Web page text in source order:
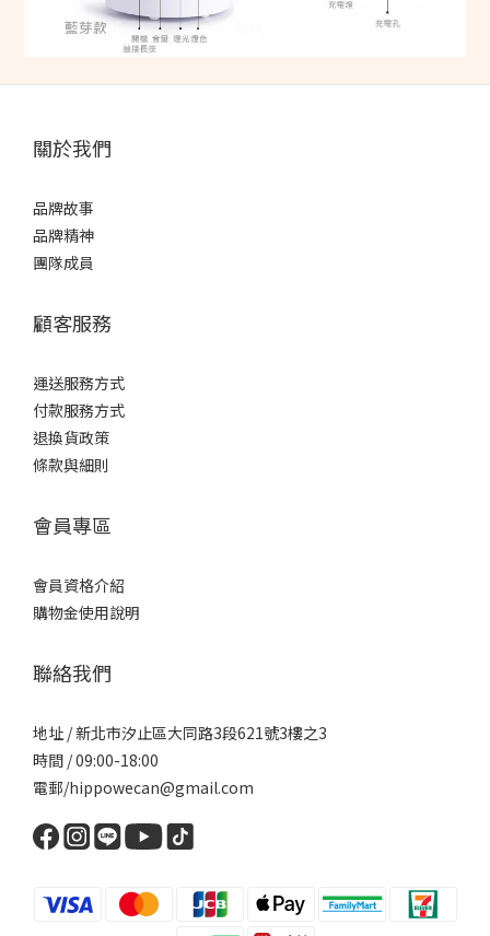
關於我們
品牌故事
品牌精神
團隊成員
顧客服務
運送服務方式
付款服務方式
退換貨政策
條款與細則
會員專區
會員資格介紹
購物金使用說明
聯絡我們
地址 / 新北市汐止區大同路3段621號3樓之3
時間 / 09:00-18:00
電郵/hippowecan@gmail.com